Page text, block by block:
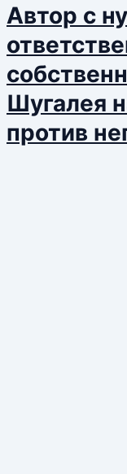
Автор с
Шугалея
против